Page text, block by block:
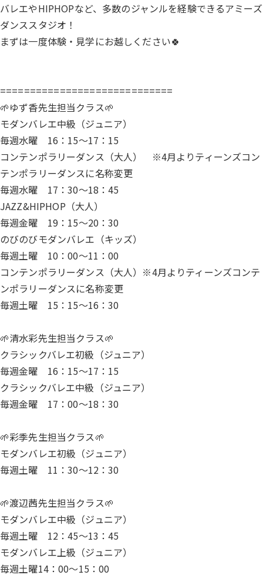
バレエやHIPHOPなど、多数のジャンルを経験できるアミーズ
ダンススタジオ！
まずは一度体験・見学にお越しください🍀
=============================
🌱ゆず香先生担当クラス🌱
モダンバレエ中級（ジュニア）
毎週水曜 16：15～17：15
コンテンポラリーダンス（大人） ※4月よりティーンズコン
テンポラリーダンスに名称変更
毎週水曜 17：30～18：45
JAZZ&HIPHOP（大人）
毎週金曜 19：15～20：30
のびのびモダンバレエ（キッズ）
毎週土曜 10：00～11：00
コンテンポラリーダンス（大人）※4月よりティーンズコンテ
ンポラリーダンスに名称変更
毎週土曜 15：15～16：30
🌱清水彩先生担当クラス🌱
クラシックバレエ初級（ジュニア）
毎週金曜 16：15～17：15
クラシックバレエ中級（ジュニア）
毎週金曜 17：00～18：30
🌱彩季先生担当クラス🌱
モダンバレエ初級（ジュニア）
毎週土曜 11：30～12：30
🌱渡辺茜先生担当クラス🌱
モダンバレエ中級（ジュニア）
毎週土曜 12：45～13：45
モダンバレエ上級（ジュニア）
毎週土曜14：00～15：00